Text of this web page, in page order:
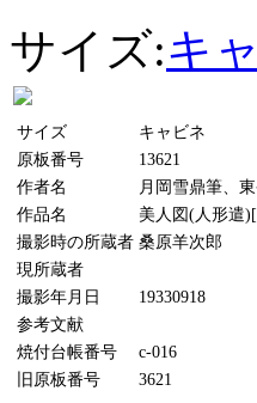
サイズ:キ
サイズ
キャビネ
原板番号
13621
作者名
月岡雪鼎筆、
作品名
美人図(人形遣
撮影時の所蔵者 桑原羊次郎
現所蔵者
撮影年月日
19330918
参考文献
焼付台帳番号
c-016
旧原板番号
3621